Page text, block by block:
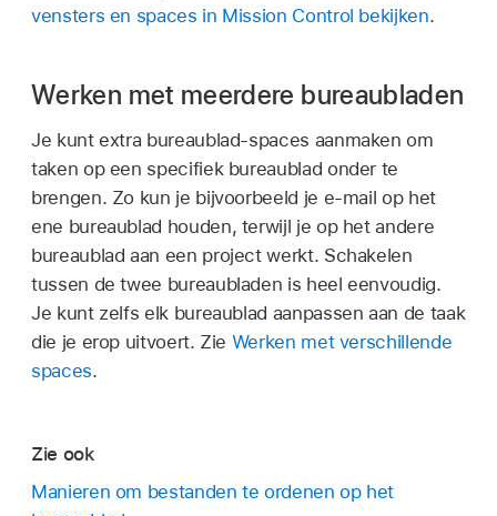
vensters en spaces in Mission Control bekijken.
Werken met meerdere bureaubladen
Je kunt extra bureaublad-spaces aanmaken om
taken op een specifiek bureaublad onder te
brengen. Zo kun je bijvoorbeeld je e‑mail op het
ene bureaublad houden, terwijl je op het andere
bureaublad aan een project werkt. Schakelen
tussen de twee bureaubladen is heel eenvoudig.
Je kunt zelfs elk bureaublad aanpassen aan de taak
die je erop uitvoert. Zie Werken met verschillende
spaces.
Zie ook
Manieren om bestanden te ordenen op het